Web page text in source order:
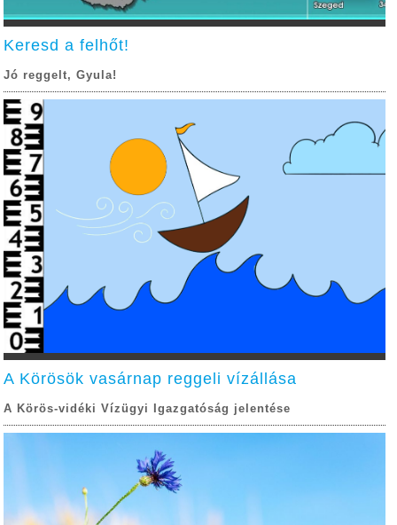
Keresd a felhőt!
Jó reggelt, Gyula!
A Körösök vasárnap reggeli vízállása
A Körös-vidéki Vízügyi Igazgatóság jelentése